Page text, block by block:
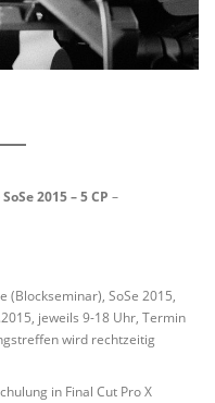
2015 – 5 CP –
(Blockseminar), SoSe 2015,
jeweils 9-18 Uhr, Termin
wird rechtzeitig
in Final Cut Pro X